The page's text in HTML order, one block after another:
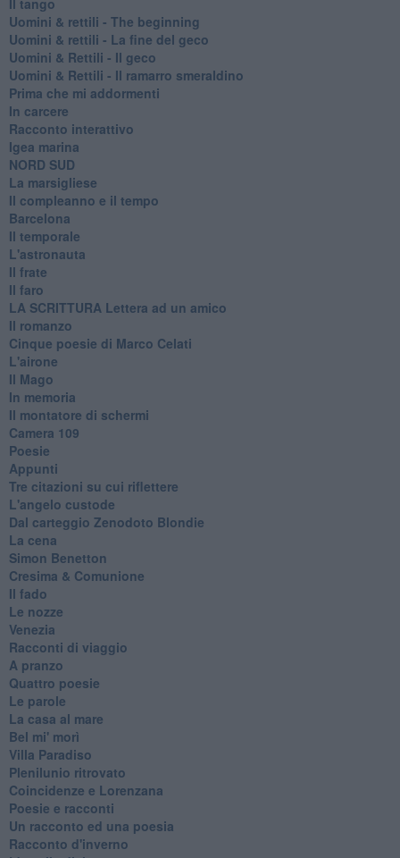
​Uomini & rettili - The beginning
​Uomini & rettili - La fine del geco
Uomini & Rettili - Il geco
Uomini & Rettili - Il ramarro smeraldino
Prima che mi addormenti
In carcere
Racconto interattivo
Igea marina
​NORD SUD
La marsigliese
Il compleanno e il tempo
Barcelona
Il temporale
L'astronauta
Il frate
Il faro
​LA SCRITTURA Lettera ad un amico
Il romanzo
Cinque poesie di Marco Celati
L'airone
Il Mago
In memoria
Il montatore di schermi
Camera 109
Poesie
Appunti
Tre citazioni su cui riflettere
L'angelo custode
Dal carteggio Zenodoto Blondie
La cena
Simon Benetton
Cresima & Comunione
Il fado
Le nozze
Venezia
Racconti di viaggio
A pranzo
Quattro poesie
Le parole
La casa al mare
Bel mi' morì
Villa Paradiso
Plenilunio ritrovato
Coincidenze e Lorenzana
Poesie e racconti
Un racconto ed una poesia
Racconto d'inverno